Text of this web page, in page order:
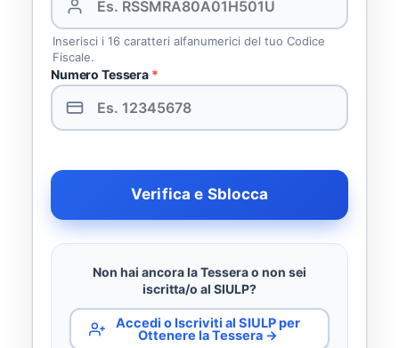
Inserisci i 16 caratteri alfanumerici del tuo Codice
Fiscale.
Numero Tessera *
Verifica e Sblocca
Non hai ancora la Tessera o non sei
iscritta/o al SIULP?
Accedi o Iscriviti al SIULP per
Ottenere la Tessera →